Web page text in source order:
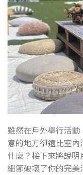
雖然在戶外舉行活
意的地方卻遠比室
什麼？接下來將說
細節破壞了你的完美